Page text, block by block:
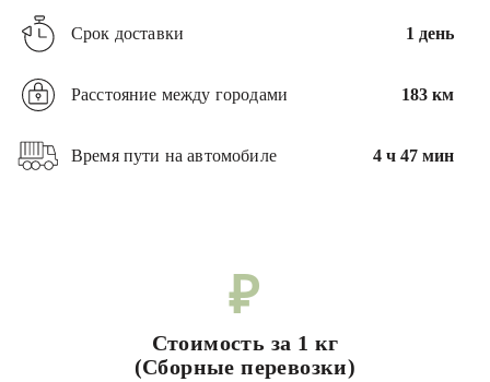
Срок доставки 1 день
Расстояние между городами 183 км
Время пути на автомобиле 4 ч 47 мин
₽
Стоимость за 1 кг
(Сборные перевозки)